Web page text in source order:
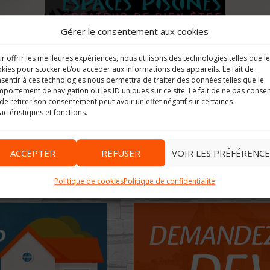
Gérer le consentement aux cookies
offrir les meilleures expériences, nous utilisons des technologies telles que
pour stocker et/ou accéder aux informations des appareils. Le fait de
à ces technologies nous permettra de traiter des données telles que le
de navigation ou les ID uniques sur ce site. Le fait de ne pas
retirer son consentement peut avoir un effet négatif sur certaines
et fonctions.
ACCEPTER REFUSER VOIR LES
Politique de cookiesPolitique de confidentialité
Image suivante